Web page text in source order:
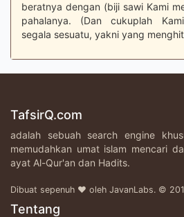
beratnya dengan (biji sawi Kami
pahalanya. (Dan cukuplah
segala sesuatu, yakni yang
TafsirQ.com
adalah sebuah search engine
memudahkan umat islam mencari
ayat Al-Qur'an dan Hadits.
Dibuat sepenuh ♥ oleh JavanLabs. ©
Tentang